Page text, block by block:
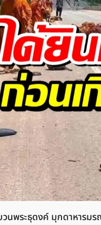
นพระธุดงค์ มุกดาหารม